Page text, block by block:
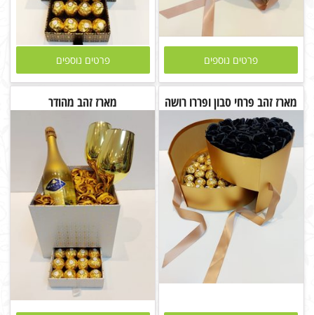
פרטים נוספים פרטים נוספים
מארז זהב פרחי סבון ופררו רושה מארז זהב מהודר